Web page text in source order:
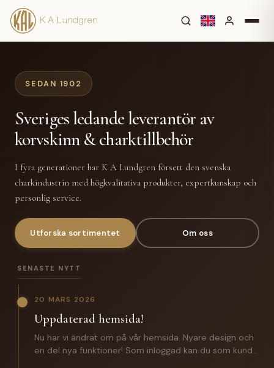
SEDAN 1902
Sveriges ledande leverantör av
korvskinn & charktillbehör
I fyra generationer har K A Lundgren försett den svenska
charkindustrin med högkvalitativa produkter, expertkunskap och
personlig service.
Utforska sortimentet Om oss
SENASTE NYTT
20 MARS 2026
Uppdaterad hemsida!
Nu har vi ändrat om på vår hemsida. Nyare design och
en del nya funktioner! Som inloggad kan du som kund